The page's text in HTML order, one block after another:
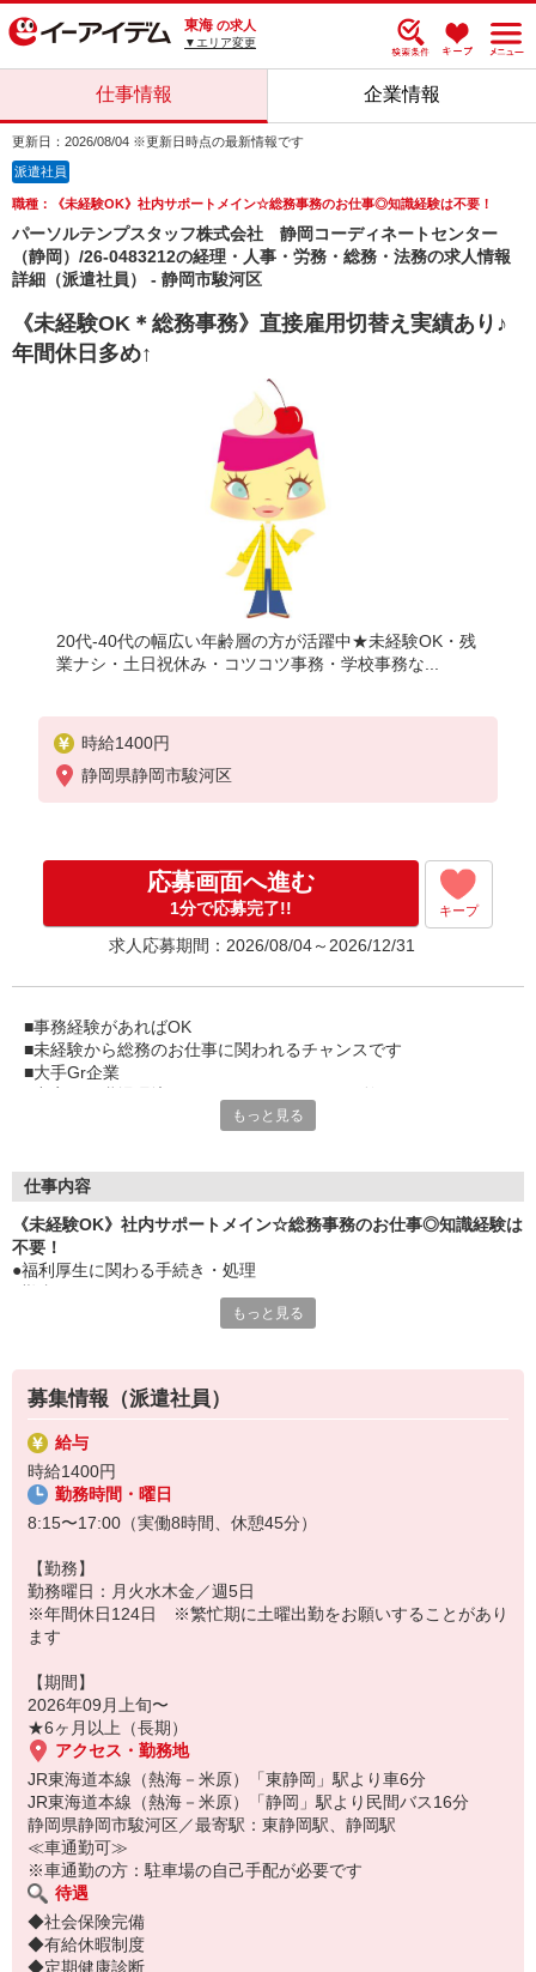
東海 の求人
▼エリア変更
仕事情報 企業情報
更新日：2026/08/04 ※更新日時点の最新情報です
派遣社員
職種：《未経験OK》社内サポートメイン☆総務事務のお仕事◎知識経験は不要！
パーソルテンプスタッフ株式会社 静岡コーディネートセンター
（静岡）/26-0483212の経理・人事・労務・総務・法務の求人情報
詳細（派遣社員） - 静岡市駿河区
《未経験OK＊総務事務》直接雇用切替え実績あり♪
年間休日多め↑
20代-40代の幅広い年齢層の方が活躍中★未経験OK・残
業ナシ・土日祝休み・コツコツ事務・学校事務な...
時給1400円
静岡県静岡市駿河区
応募画面へ進む
1分で応募完了!! キープ
求人応募期間：2026/08/04～2026/12/31
■事務経験があればOK
■未経験から総務のお仕事に関われるチャンスです
■大手Gr企業
■バス停が就業先のすぐ近くにありますよ
もっと見る
仕事内容
《未経験OK》社内サポートメイン☆総務事務のお仕事◎知識経験は
不要！
●福利厚生に関わる手続き・処理
●作業着の在庫管理（グループ会社とのやり取りあり）
識は不要
★お仕事しながら学びましょう
もっと見る
募集情報（派遣社員）
給与
時給1400円
勤務時間・曜日
8:15〜17:00（実働8時間、休憩45分）
【勤務】
勤務曜日：月火水木金／週5日
※年間休日124日 ※繁忙期に土曜出勤をお願いすることがあり
ます
【期間】
2026年09月上旬〜
★6ヶ月以上（長期）
アクセス・勤務地
JR東海道本線（熱海－米原）「東静岡」駅より車6分
JR東海道本線（熱海－米原）「静岡」駅より民間バス16分
静岡県静岡市駿河区／最寄駅：東静岡駅、静岡駅
≪車通勤可≫
※車通勤の方：駐車場の自己手配が必要です
待遇
◆社会保険完備
◆有給休暇制度
◆定期健康診断